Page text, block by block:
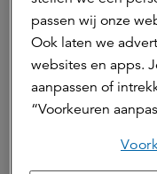
en universiteiten en
in de ontwikkeling
diensten die de hele
ASR Dutch Science
beleggers. ASR
passen wij onze
Ook laten we
websites en apps.
aanpassen of
“Voorkeuren